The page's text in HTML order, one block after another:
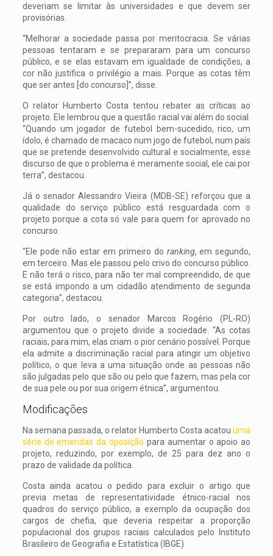
deveriam se limitar às universidades e que devem ser
provisórias.
“Melhorar a sociedade passa por meritocracia. Se várias
pessoas tentaram e se prepararam para um concurso
público, e se elas estavam em igualdade de condições, a
cor não justifica o privilégio a mais. Porque as cotas têm
que ser antes [do concurso]”, disse.
O relator Humberto Costa tentou rebater as críticas ao
projeto. Ele lembrou que a questão racial vai além do social.
“Quando um jogador de futebol bem-sucedido, rico, um
ídolo, é chamado de macaco num jogo de futebol, num país
que se pretende desenvolvido cultural e socialmente, esse
discurso de que o problema é meramente social, ele cai por
terra”, destacou.
Já o senador Alessandro Vieira (MDB-SE) reforçou que a
qualidade do serviço público está resguardada com o
projeto porque a cota só vale para quem for aprovado no
concurso.
“Ele pode não estar em primeiro do ranking, em segundo,
em terceiro. Mas ele passou pelo crivo do concurso público.
E não terá o risco, para não ter mal compreendido, de que
se está impondo a um cidadão atendimento de segunda
categoria”, destacou.
Por outro lado, o senador Marcos Rogério (PL-RO)
argumentou que o projeto divide a sociedade. “As cotas
raciais, para mim, elas criam o pior cenário possível. Porque
ela admite a discriminação racial para atingir um objetivo
político, o que leva a uma situação onde as pessoas não
são julgadas pelo que são ou pelo que fazem, mas pela cor
de sua pele ou por sua origem étnica”, argumentou.
Modificações
Na semana passada, o relator Humberto Costa acatouuma
série de emendas da oposição para aumentar o apoio ao
projeto, reduzindo, por exemplo, de 25 para dez ano o
prazo de validade da política.
Costa ainda acatou o pedido para excluir o artigo que
previa metas de representatividade étnico-racial nos
quadros do serviço público, a exemplo da ocupação dos
cargos de chefia, que deveria respeitar a proporção
populacional dos grupos raciais calculados pelo Instituto
Brasileiro de Geografia e Estatística (IBGE)